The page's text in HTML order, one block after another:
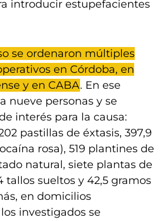
introducir estupefacientes
se ordenaron múltiples
en Córdoba, en
y en CABA. En ese
nueve personas y se
interés para la causa:
pastillas de éxtasis, 397,9
rosa), 519 plantines de
natural, siete plantas de
tallos sueltos y 42,5 gramos
en domicilios
investigados se